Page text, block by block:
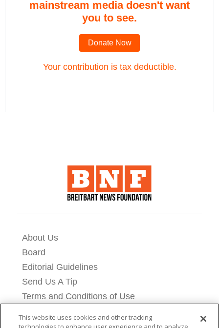
About Us
Board
Editorial Guidelines
Send Us A Tip
Terms and Conditions of Use
Cookie Settings
This website uses cookies and other tracking